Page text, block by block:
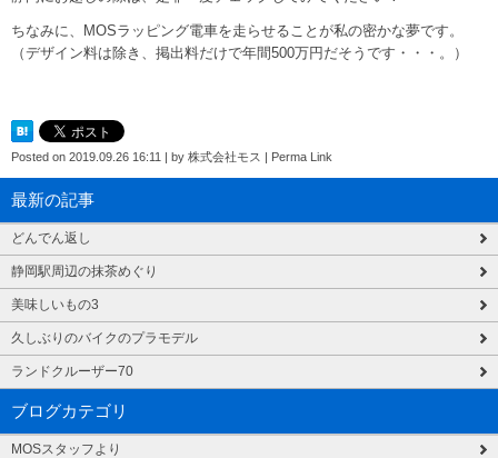
ちなみに、MOSラッピング電車を走らせることが私の密かな夢です。
（デザイン料は除き、掲出料だけで年間500万円だそうです・・・。）
Posted on 2019.09.26 16:11 | by 株式会社モス | Perma Link
最新の記事
どんでん返し
静岡駅周辺の抹茶めぐり
美味しいもの3
久しぶりのバイクのプラモデル
ランドクルーザー70
ブログカテゴリ
MOSスタッフより